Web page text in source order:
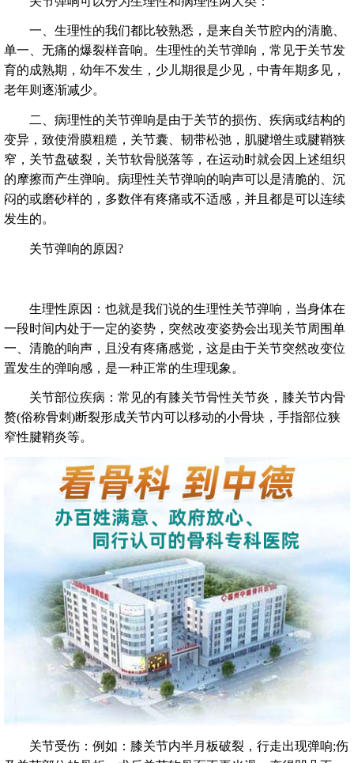
一、生理性的我们都比较熟悉，是来自关节腔内的清脆、
单一、无痛的爆裂样音响。生理性的关节弹响，常见于关节发
育的成熟期，幼年不发生，少儿期很是少见，中青年期多见，
老年则逐渐减少。
二、病理性的关节弹响是由于关节的损伤、疾病或结构的
变异，致使滑膜粗糙，关节囊、韧带松弛，肌腱增生或腱鞘狭
窄，关节盘破裂，关节软骨脱落等，在运动时就会因上述组织
的摩擦而产生弹响。病理性关节弹响的响声可以是清脆的、沉
闷的或磨砂样的，多数伴有疼痛或不适感，并且都是可以连续
发生的。
关节弹响的原因?
生理性原因：也就是我们说的生理性关节弹响，当身体在
一段时间内处于一定的姿势，突然改变姿势会出现关节周围单
一、清脆的响声，且没有疼痛感觉，这是由于关节突然改变位
置发生的弹响感，是一种正常的生理现象。
关节部位疾病：常见的有膝关节骨性关节炎，膝关节内骨
赘(俗称骨刺)断裂形成关节内可以移动的小骨块，手指部位狭
窄性腱鞘炎等。
关节受伤：例如：膝关节内半月板破裂，行走出现弹响;伤